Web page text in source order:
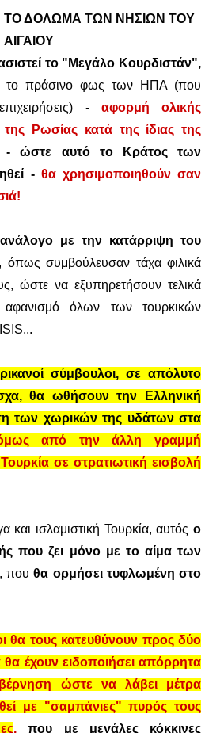
ΤΟ ΔΟΛΩΜΑ ΤΩΝ ΝΗΣΙΩΝ ΤΟΥ
ΑΙΓΑΙΟΥ
το "Μεγάλο Κουρδιστάν",
το πράσινο φως των ΗΠΑ (που
- αφορμή ολικής
της Ρωσίας κατά της ίδιας της
- ώστε αυτό το Κράτος των
- θα χρησιμοποιηθούν σαν
ανάλογο με την κατάρριψη του
, όπως συμβούλευσαν τάχα φιλικά
ώστε να εξυπηρετήσουν τελικά
όλων των τουρκικών
σύμβουλοι, σε απόλυτο
θα ωθήσουν την Ελληνική
των χωρικών της υδάτων στα
από την άλλη γραμμή
σε στρατιωτική εισβολή
και ισλαμιστική Τουρκία, αυτόςο
που ζει μόνο με το αίμα των
που θα ορμήσει τυφλωμένη στο
θα τους κατευθύνουν προς δύο
έχουν ειδοποιήσει απόρρητα
ώστε να λάβει μέτρα
με "σαμπάνιες" πυρός τους
, που με μεγάλες κόκκινες